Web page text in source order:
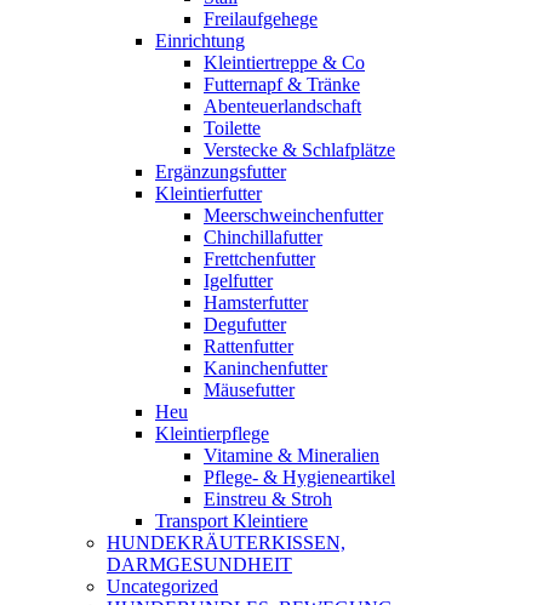
Freilaufgehege
Einrichtung
Kleintiertreppe & Co
Futternapf & Tränke
Abenteuerlandschaft
Toilette
Verstecke & Schlafplätze
Ergänzungsfutter
Kleintierfutter
Meerschweinchenfutter
Chinchillafutter
Frettchenfutter
Igelfutter
Hamsterfutter
Degufutter
Rattenfutter
Kaninchenfutter
Mäusefutter
Heu
Kleintierpflege
Vitamine & Mineralien
Pflege- & Hygieneartikel
Einstreu & Stroh
Transport Kleintiere
HUNDEKRÄUTERKISSEN,
DARMGESUNDHEIT
Uncategorized